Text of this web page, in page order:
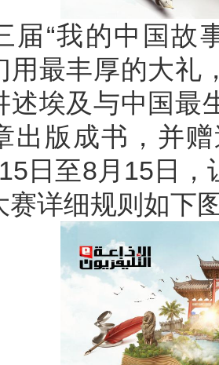
届“我的中国故
用最丰厚的大礼
述埃及与中国最
出版成书，并
日至8月15日
赛详细规则如下